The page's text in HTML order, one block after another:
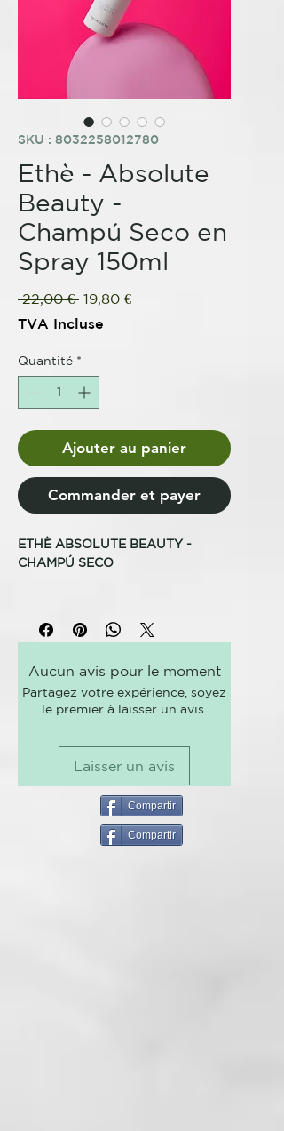
SKU : 8032258012780
Ethè - Absolute
Beauty -
Champú Seco en
Spray 150ml
22,00 € Prix
19,80 €Prix
TVA Incluse
Quantité *
Ajouter au panier
Commander et payer
ETHÈ ABSOLUTE BEAUTY -
CHAMPÚ SECO
volumen al cuero cabelludo, este
su aplicación en el largo del
cabello, revolucionando el
concepto de peinado. Aplicado en
un efecto despeinado y chic,
dando volumen a todo el cabello,
para un look moderno y natural.
Su fórmula avanzada refresca el
cuero cabelludo sin agua ni
Aucun avis pour le moment
Partagez votre expérience, soyez
le premier à laisser un avis.
Laisser un avis
Compartir
Compartir